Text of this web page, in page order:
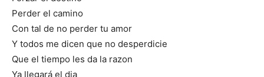
Perder el camino
Con tal de no perder tu amor
Y todos me dicen que no desperdicie
Que el tiempo les da la razon
Ya llegará el dia